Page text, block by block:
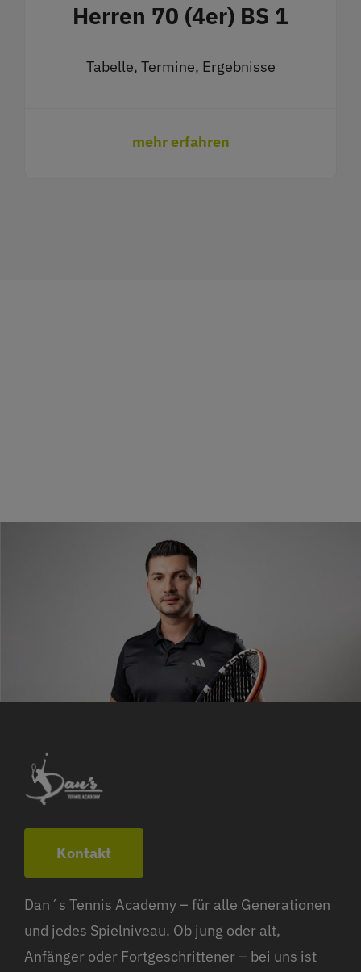
Herren 70 (4er) BS 1
Tabelle, Termine, Ergebnisse
mehr erfahren
Kontakt
Dan´s Tennis Academy – für alle Generationen
und jedes Spielniveau. Ob jung oder alt,
Anfänger oder Fortgeschrittener – bei uns ist